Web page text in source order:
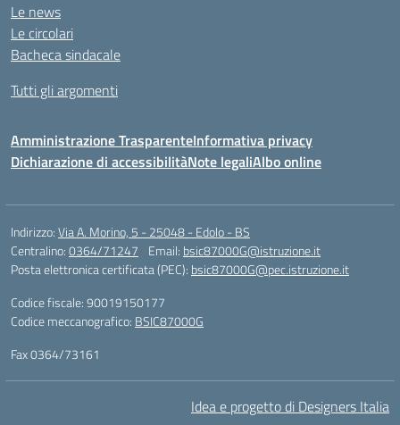
Le news
Le circolari
Bacheca sindacale
Tutti gli argomenti
Amministrazione TrasparenteInformativa privacy
Dichiarazione di accessibilitàNote legaliAlbo online
Indirizzo:Via A. Morino, 5 - 25048 - Edolo - BS
Centralino:0364/71247 Email: bsic87000G@istruzione.it
Posta elettronica certificata (PEC): bsic87000G@pec.istruzione.it
Codice fiscale: 90019150177
Codice meccanografico: BSIC87000G
Fax 0364/73161
Idea e progetto di Designers Italia